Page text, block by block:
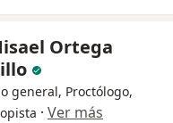
Ortega
general, Proctólogo,
· Ver más